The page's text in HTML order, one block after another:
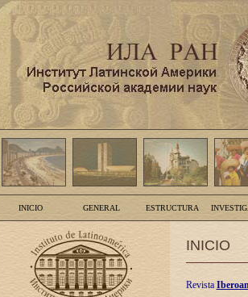
INICIO GENERAL ESTRUCTURA
INICIO
Revista